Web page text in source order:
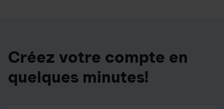
Créez votre compte en
quelques minutes!